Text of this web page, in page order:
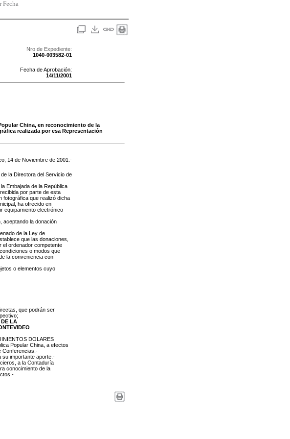
Fecha
Nro de Expediente:
1040-003582-01
Fecha de Aprobación:
14/11/2001
China, en reconocimiento de la
realizada por esa Representación
14 de Noviembre de 2001 .-
la Directora del Servicio de
Embajada de la República
por parte de esta
fotográfica que realizó dicha
ha ofrecido en
equipamiento electrónico
aceptando la donación
de la Ley de
que las donaciones,
el ordenador competente
o modos que
la conveniencia con
o elementos cuyo
que podrán ser
LA
DOLARES
Popular China, a efectos
Conferencias.-
su importante aporte.-
a la Contaduría
conocimiento de la